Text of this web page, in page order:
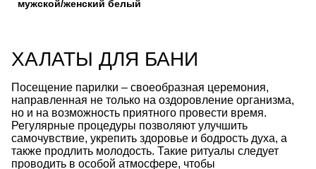
мужской/женский белый
ХАЛАТЫ ДЛЯ БАНИ
Посещение парилки – своеобразная церемония,
направленная не только на оздоровление организма,
но и на возможность приятного провести время.
Регулярные процедуры позволяют улучшить
самочувствие, укрепить здоровье и бодрость духа, а
также продлить молодость. Такие ритуалы следует
проводить в особой атмосфере, чтобы